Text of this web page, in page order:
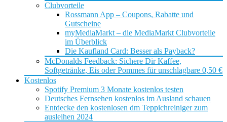
Clubvorteile
Rossmann App – Coupons, Rabatte und
Gutscheine
myMediaMarkt – die MediaMarkt Clubvorteile
im Überblick
Die Kaufland Card: Besser als Payback?
McDonalds Feedback: Sichere Dir Kaffee,
Softgetränke, Eis oder Pommes für unschlagbare 0,50 €
Kostenlos
Spotify Premium 3 Monate kostenlos testen
Deutsches Fernsehen kostenlos im Ausland schauen
Entdecke den kostenlosen dm Teppichreiniger zum
ausleihen 2024